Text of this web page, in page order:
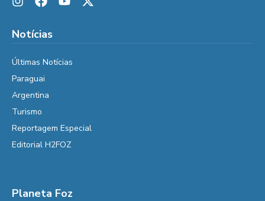
Notícias
Últimas Notícias
Paraguai
Argentina
Turismo
Reportagem Especial
Editorial H2FOZ
Planeta Foz